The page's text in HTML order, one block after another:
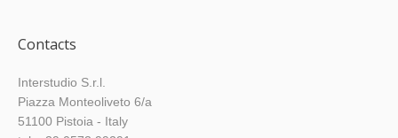
Contacts
Interstudio S.r.l.
Piazza Monteoliveto 6/a
51100 Pistoia - Italy